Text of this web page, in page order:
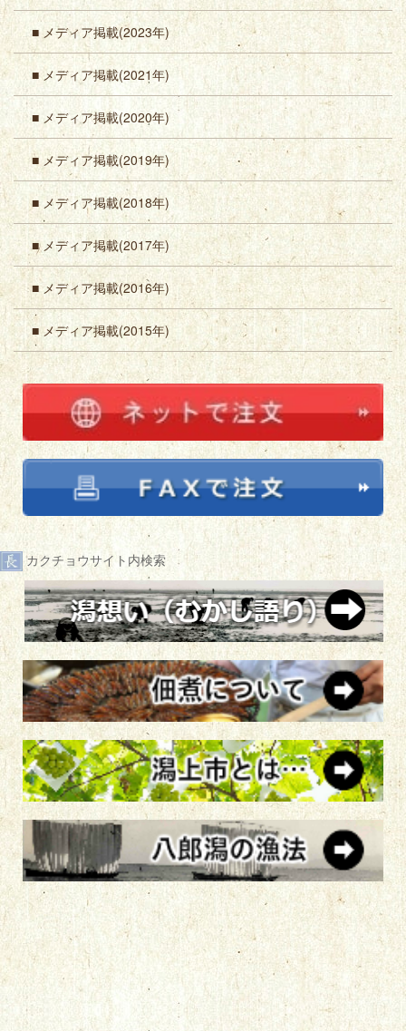
■ メディア掲載(2023年)
■ メディア掲載(2021年)
■ メディア掲載(2020年)
■ メディア掲載(2019年)
■ メディア掲載(2018年)
■ メディア掲載(2017年)
■ メディア掲載(2016年)
■ メディア掲載(2015年)
カクチョウサイト内検索